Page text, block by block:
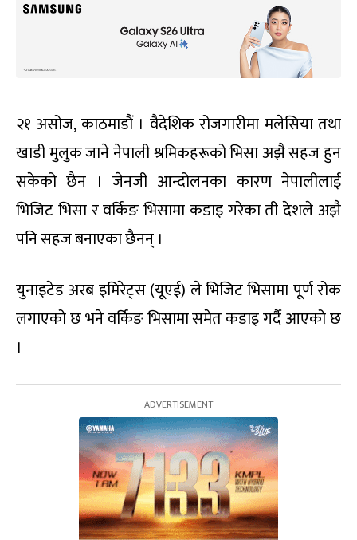
२१ असोज, काठमाडौं । वैदेशिक रोजगारीमा मलेसिया तथा
खाडी मुलुक जाने नेपाली श्रमिकहरूको भिसा अझै सहज हुन
सकेको छैन । जेनजी आन्दोलनका कारण नेपालीलाई
भिजिट भिसा र वर्किङ भिसामा कडाइ गरेका ती देशले अझै
पनि सहज बनाएका छैनन् ।
युनाइटेड अरब इमिरेट्स (यूएई) ले भिजिट भिसामा पूर्ण रोक
लगाएको छ भने वर्किङ भिसामा समेत कडाइ गर्दै आएको छ
।